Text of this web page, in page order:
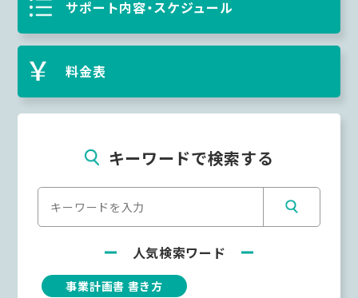
サポート内容・スケジュール
料金表
キーワードで検索する
人気検索ワード
事業計画書 書き方